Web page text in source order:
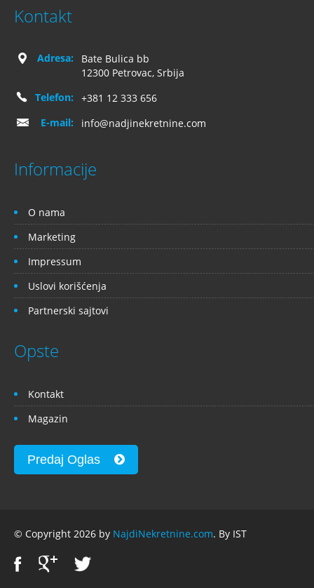
Kontakt
Adresa:
Bate Bulica bb
12300 Petrovac, Srbija
Telefon:
+381 12 333 656
E-mail:
info@nadjinekretnine.com
Informacije
O nama
Marketing
Impressum
Uslovi korišćenja
Partnerski sajtovi
Opste
Kontakt
Magazin
Predaj Oglas
© Copyright 2026 by NajdiNekretnine.com. By IST